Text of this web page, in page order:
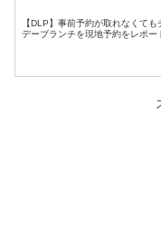
【DLP】事前予約が取れなくて
デーブランチを現地予約をレポー